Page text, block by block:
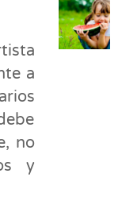
a
no
y